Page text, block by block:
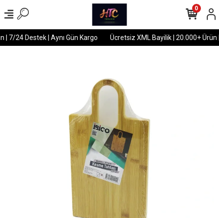
7/24 Destek | Aynı Gün Kargo Ücretsiz XML Bayilik | 20.000+ Ürün
0